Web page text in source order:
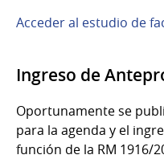
Acceder al estudio de
Ingreso de
Oportunamente se
para la agenda y el
función de la RM 1916/